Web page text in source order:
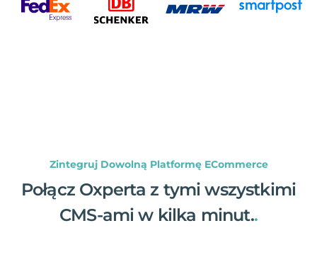
Zintegruj Dowolną Platformę ECommerce
Połącz Oxperta z tymi wszystkimi
CMS-ami w kilka minut..